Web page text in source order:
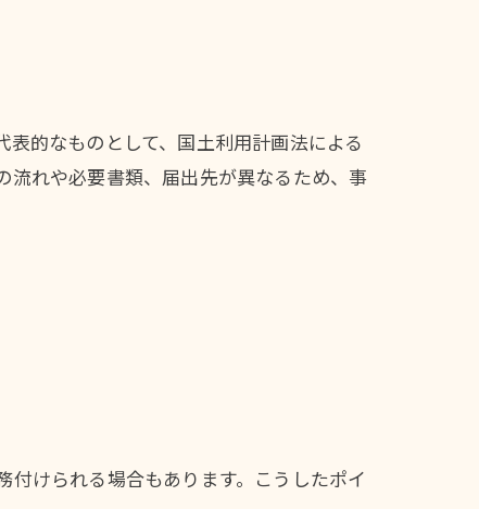
的なものとして、国土利用計画法による
流れや必要書類、届出先が異なるため、事
けられる場合もあります。こうしたポイ